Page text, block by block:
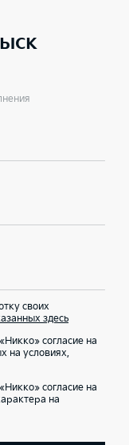
своих
здесь
согласие на
на условиях,
согласие на
на